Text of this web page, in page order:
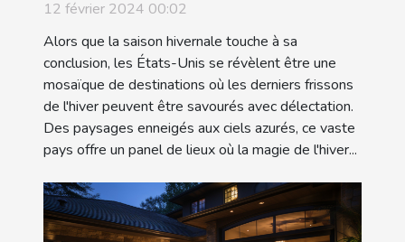
Où profiter au mieux de la fin de
l'hiver ?
12 février 2024 00:02
Alors que la saison hivernale touche à sa
conclusion, les États-Unis se révèlent être une
mosaïque de destinations où les derniers frissons
de l'hiver peuvent être savourés avec délectation.
Des paysages enneigés aux ciels azurés, ce vaste
pays offre un panel de lieux où la magie de l'hiver...